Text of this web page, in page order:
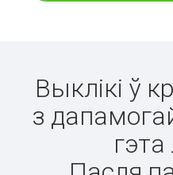
Выклікі ў
з
гэта